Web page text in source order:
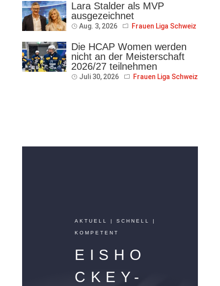
Lara Stalder als MVP
ausgezeichnet
Aug. 3, 2026 Frauen Liga Schweiz
Die HCAP Women werden
nicht an der Meisterschaft
2026/27 teilnehmen
Juli 30, 2026 Frauen Liga Schweiz
AKTUELL | SCHNELL |
KOMPETENT
EISHO
CKEY-